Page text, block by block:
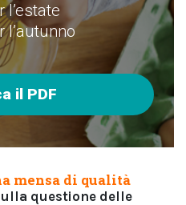
l’estate
l’autunno
il PDF
mensa di qualità
questione delle